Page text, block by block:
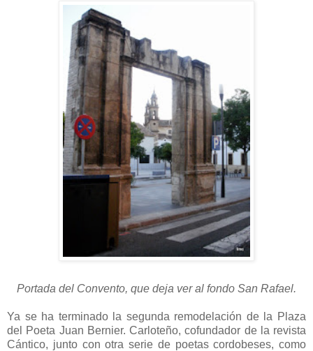
Portada del Convento, que deja ver al fondo San Rafael.
Ya se ha terminado la segunda remodelación de la Plaza
del Poeta Juan Bernier. Carloteño, cofundador de la revista
Cántico, junto con otra serie de poetas cordobeses, como